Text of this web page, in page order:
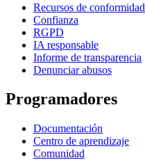
Recursos de conformidad
Confianza
RGPD
IA responsable
Informe de transparencia
Denunciar abusos
Programadores
Documentación
Centro de aprendizaje
Comunidad